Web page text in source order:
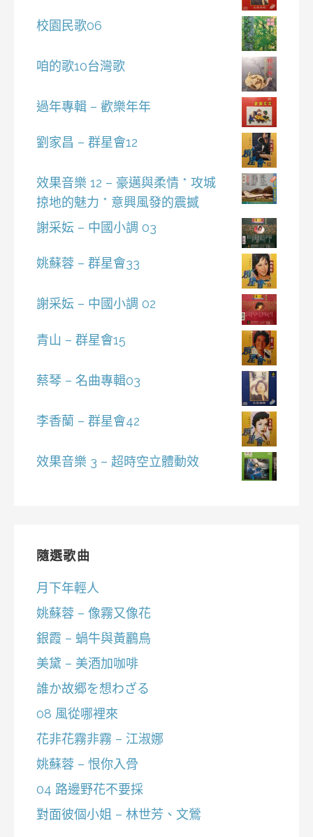
校園民歌06
咱的歌10台灣歌
過年專輯 – 歡樂年年
劉家昌 – 群星會12
效果音樂 12 – 豪邁與柔情 * 攻城
掠地的魅力 * 意興風發的震撼
謝采妘 – 中國小調 03
姚蘇蓉 – 群星會33
謝采妘 – 中國小調 02
青山 – 群星會15
蔡琴 – 名曲專輯03
李香蘭 – 群星會42
效果音樂 3 – 超時空立體動效
隨選歌曲
月下年輕人
姚蘇蓉 – 像霧又像花
銀霞 – 蝸牛與黃鸝鳥
美黛 – 美酒加咖啡
誰か故郷を想わざる
08 風從哪裡來
花非花霧非霧 – 江淑娜
姚蘇蓉 – 恨你入骨
04 路邊野花不要採
對面彼個小姐 – 林世芳、文鶯